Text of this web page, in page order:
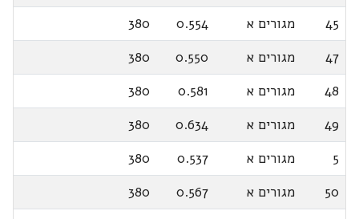
45
מגורים א 0.554
380
47
מגורים א 0.550
380
48
מגורים א 0.581
380
49
מגורים א 0.634
380
5
מגורים א 0.537
380
50
מגורים א 0.567
380